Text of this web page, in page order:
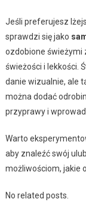
Jeśli preferujesz
sprawdzi się jako
ozdobione świeżymi
świeżości i lekkości.
danie wizualnie, ale
można dodać
przyprawy i
Warto
aby znaleźć swój
możliwościom, jakie
No related posts.